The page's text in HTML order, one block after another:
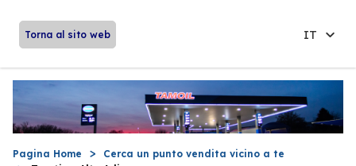
Torna al sito web IT
Pagina Home
Cerca un punto vendita vicino a te